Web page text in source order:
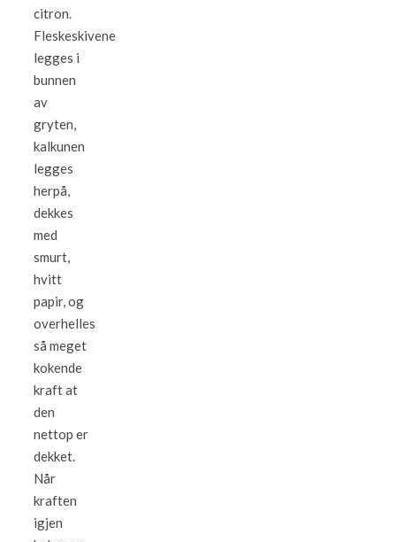
citron.
Fleskeskivene
legges i
bunnen
av
gryten,
kalkunen
legges
herpå,
dekkes
med
smurt,
hvitt
papir, og
overhelles
så meget
kokende
kraft at
den
nettop er
dekket.
Når
kraften
igjen